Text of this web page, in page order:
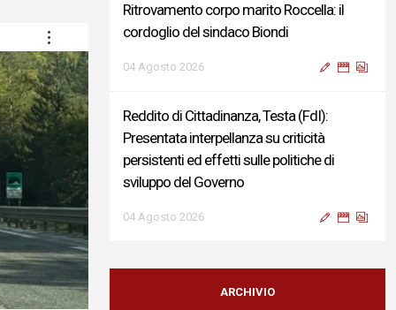
Ritrovamento corpo marito Roccella: il
cordoglio del sindaco Biondi
04 Agosto 2026
Reddito di Cittadinanza, Testa (FdI):
Presentata interpellanza su criticità
persistenti ed effetti sulle politiche di
sviluppo del Governo
04 Agosto 2026
Sigismondi, Liris e Testa: “Profondo
cordoglio e vicinanza al Ministro Roccella e
ARCHIVIO